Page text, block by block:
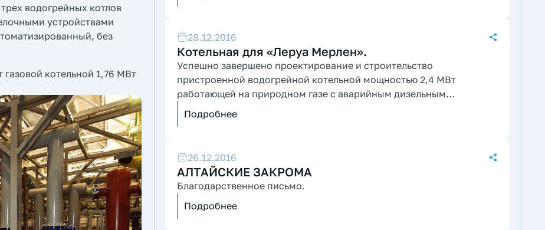
водогрейных котлов
устройствами
без
котельной 1,76 МВт
28.12.2016
Котельная для «Леруа Мерлен».
Успешно завершено проектирование и строительство
пристроенной водогрейной котельной мощностью 2,4 МВт
работающей на природном газе с аварийным дизельным
топливом...
Подробнее
26.12.2016
АЛТАЙСКИЕ ЗАКРОМА
Благодарственное письмо.
Подробнее